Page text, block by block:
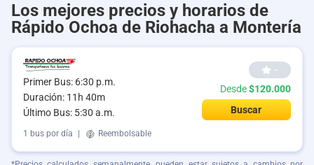
Los mejores precios y horarios de
Rápido Ochoa de Riohacha a Montería
Primer Bus: 6:30 p.m.
Duración: 11h 40m
Último Bus: 5:30 a.m.
--
Desde$120.000
Buscar
1 bus por día Reembolsable